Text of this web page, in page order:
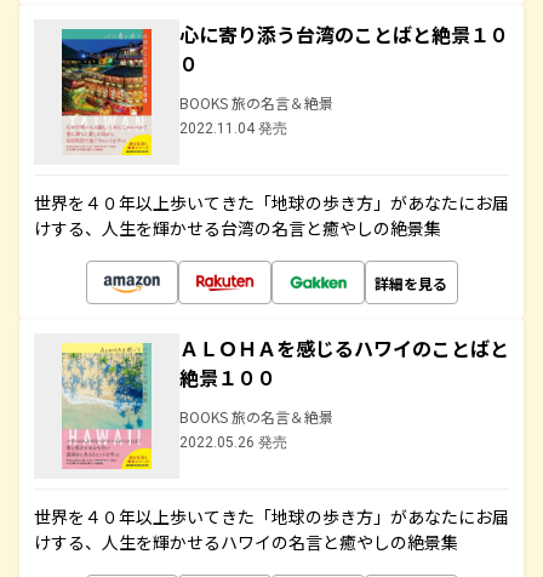
心に寄り添う台湾のことばと絶景１０
０
BOOKS 旅の名言＆絶景
2022.11.04 発売
世界を４０年以上歩いてきた「地球の歩き方」があなたにお届
けする、人生を輝かせる台湾の名言と癒やしの絶景集
詳細を見る
ＡＬＯＨＡを感じるハワイのことばと
絶景１００
BOOKS 旅の名言＆絶景
2022.05.26 発売
世界を４０年以上歩いてきた「地球の歩き方」があなたにお届
けする、人生を輝かせるハワイの名言と癒やしの絶景集